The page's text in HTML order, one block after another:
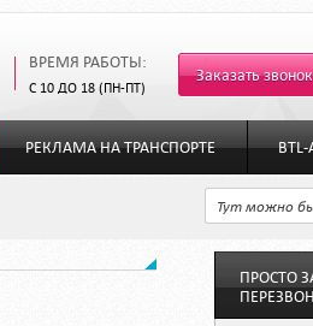
ВРЕМЯ РАБОТЫ:
С 10 ДО 18 (ПН-ПТ)
Заказать звонок
РЕКЛАМА НА ТРАНСПОРТЕ
ПРОСТО